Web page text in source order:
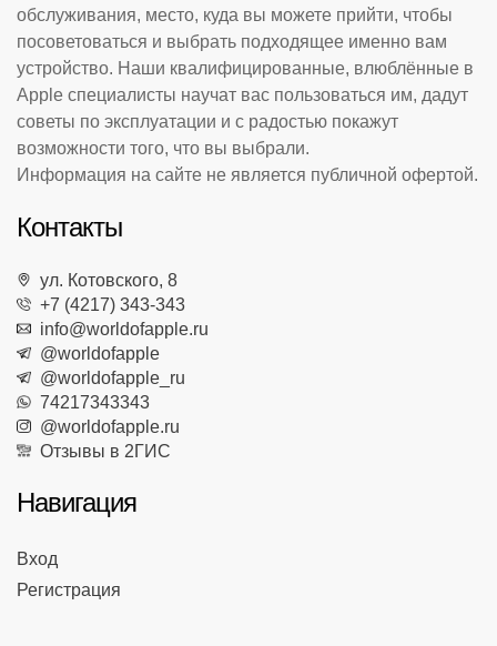
обслуживания, место, куда вы можете прийти, чтобы
посоветоваться и выбрать подходящее именно вам
устройство. Наши квалифицированные, влюблённые в
Apple специалисты научат вас пользоваться им, дадут
советы по эксплуатации и с радостью покажут
возможности того, что вы выбрали.
Информация на сайте не является публичной офертой.
Контакты
ул. Котовского, 8
+7 (4217) 343-343
info@worldofapple.ru
@worldofapple
@worldofapple_ru
74217343343
@worldofapple.ru
Отзывы в 2ГИС
Навигация
Вход
Регистрация